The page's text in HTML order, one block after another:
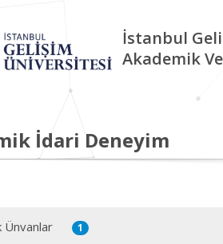
İstanbul
Akademik
İdari Deneyim
Ünvanlar 1